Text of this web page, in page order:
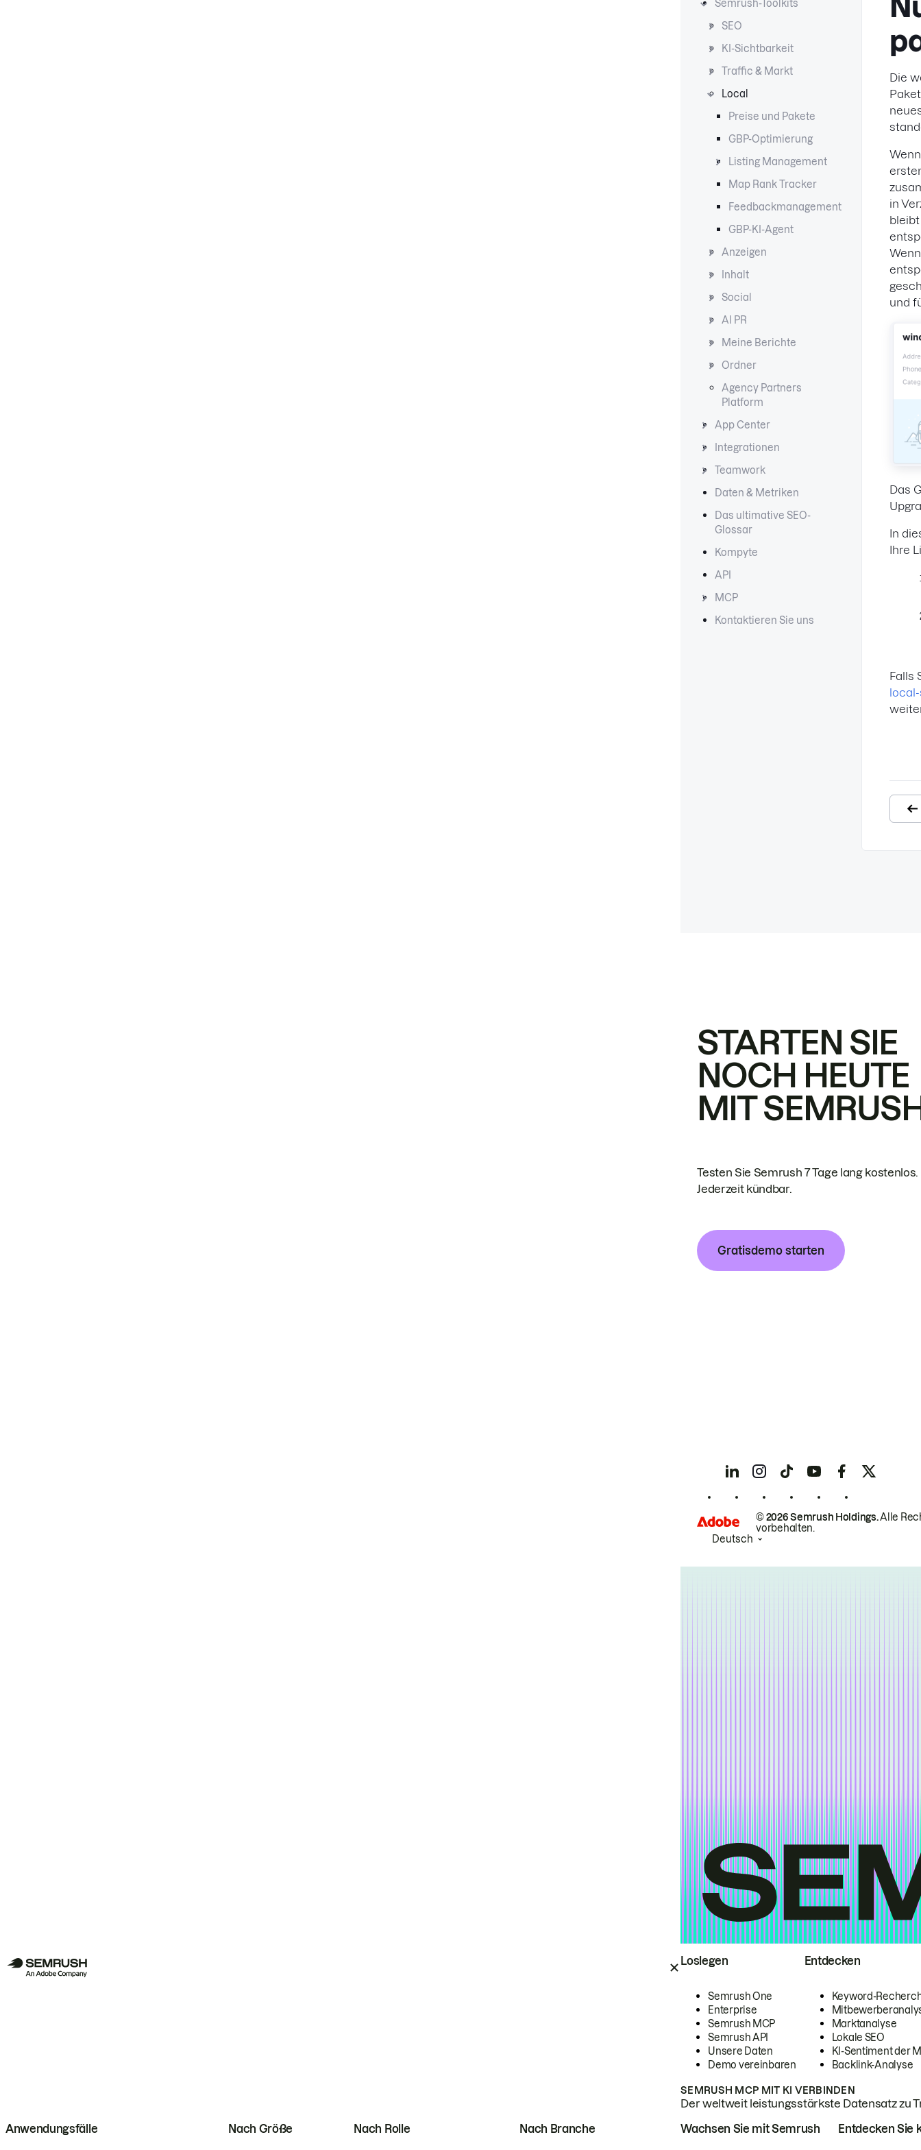
Loslegen
Semrush One
Enterprise
Semrush MCP
Semrush API
Unsere Daten
Demo vereinbaren
Entdecken
Keyword-
Marktanalyse
Lokale SEO
KI-Sentiment der
Backlink-Analyse
SEMRUSH MCP MIT KI VERBINDEN
Der weltweit leistungsstärkste Datensatz zu
Anwendungsfälle Nach Größe Nach Rolle Nach Branche Wachsen Sie mit Semrush Entdecken Sie
Semrush-Toolkits
SEO
KI-Sichtbarkeit
Traffic & Markt
Local
Preise und Pakete
GBP-Optimierung
Listing Management
Map Rank Tracker
Feedbackmanagement
GBP-KI-Agent
Anzeigen
Inhalt
Social
AI PR
Meine Berichte
Ordner
Agency Partners
Platform
App Center
Integrationen
Teamwork
Daten & Metriken
Das ultimative SEO-
Glossar
Kompyte
API
MCP
Kontaktieren Sie uns
Die
in
und
Das
In
Ihre
Falls
STARTEN SIE
NOCH HEUTE
MIT
Testen Sie Semrush 7 Tage lang kostenlos.
Jederzeit kündbar.
Gratisdemo starten
© 2026 Semrush Holdings.Alle
vorbehalten.
Deutsch